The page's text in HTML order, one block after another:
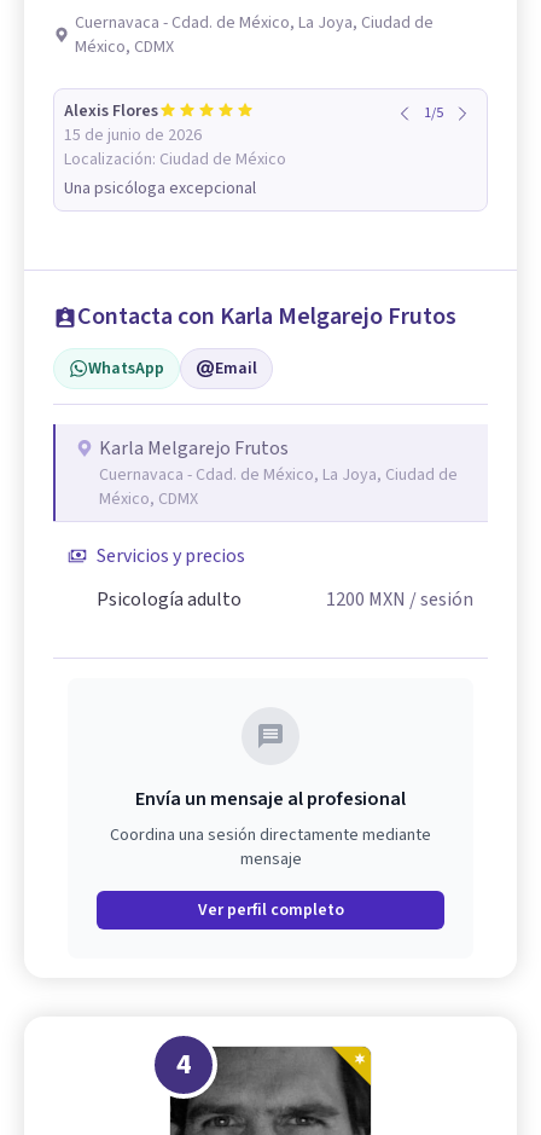
Cuernavaca - Cdad. de México, La Joya, Ciudad de
México, CDMX
Alexis Flores
15 de junio de 2026
Localización: Ciudad de México
1/5
Una psicóloga excepcional
Contacta con Karla Melgarejo Frutos
WhatsApp Email
Karla Melgarejo Frutos
Cuernavaca - Cdad. de México, La Joya, Ciudad de
México, CDMX
Servicios y precios
Psicología adulto
1200 MXN / sesión
Envía un mensaje al profesional
Coordina una sesión directamente mediante
mensaje
Ver perfil completo
4